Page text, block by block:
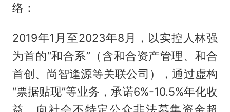
络：
2019年1月至2023年8月，以实控人林强
为首的“和合系”（含和合资产管理、和合
首创、尚智逢源等关联公司），通过虚构
“票据贴现”等业务，承诺6%-10.5%年化收
益，向社会不特定公众非法募集资金超